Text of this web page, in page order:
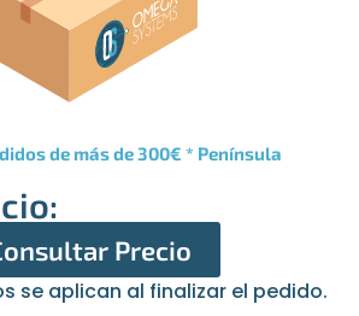
de más de 300€ * Península
Precio
se aplican al finalizar el pedido.